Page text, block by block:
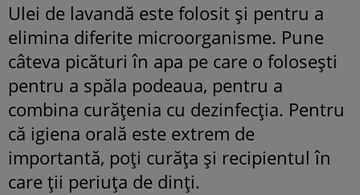
Ulei de lavandă este folosit și pentru a
elimina diferite microorganisme. Pune
câteva picături în apa pe care o folosești
pentru a spăla podeaua, pentru a
combina curățenia cu dezinfecția. Pentru
că igiena orală este extrem de
importantă, poți curăța și recipientul în
care ții periuța de dinți.